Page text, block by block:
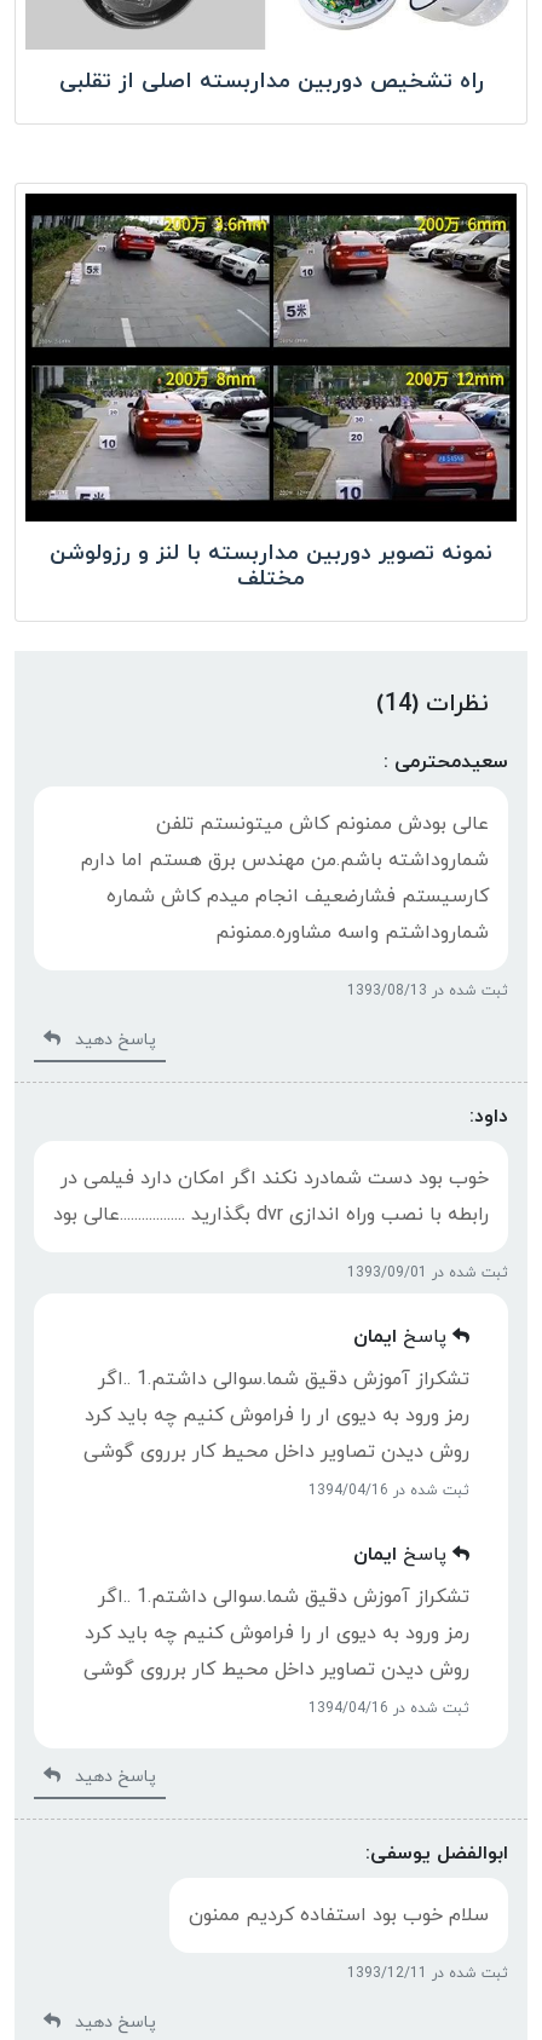
راه تشخیص دوربین مداربسته اصلی از تقلبی
نمونه تصویر دوربین مداربسته با لنز و رزولوشن
مختلف
نظرات (14)
سعیدمحترمی :
عالی بودش ممنونم کاش میتونستم تلفن
شماروداشته باشم.من مهندس برق هستم اما دارم
کارسیستم فشارضعیف انجام میدم کاش شماره
شماروداشتم واسه مشاوره.ممنونم
ثبت شده در 1393/08/13
پاسخ دهید
داود:
خوب بود دست شمادرد نکند اگر امکان دارد فیلمی در
رابطه با نصب وراه اندازی dvr بگذارید ..................عالی بود
ثبت شده در 1393/09/01
پاسخ ایمان
تشکراز آموزش دقیق شما.سوالی داشتم.1 ..اگر
رمز ورود به دیوی ار را فراموش کنیم چه باید کرد
روش دیدن تصاویر داخل محیط کار برروی گوشی
ثبت شده در 1394/04/16
پاسخ ایمان
تشکراز آموزش دقیق شما.سوالی داشتم.1 ..اگر
رمز ورود به دیوی ار را فراموش کنیم چه باید کرد
روش دیدن تصاویر داخل محیط کار برروی گوشی
ثبت شده در 1394/04/16
پاسخ دهید
ابوالفضل یوسفی:
سلام خوب بود استفاده کردیم ممنون
ثبت شده در 1393/12/11
پاسخ دهید